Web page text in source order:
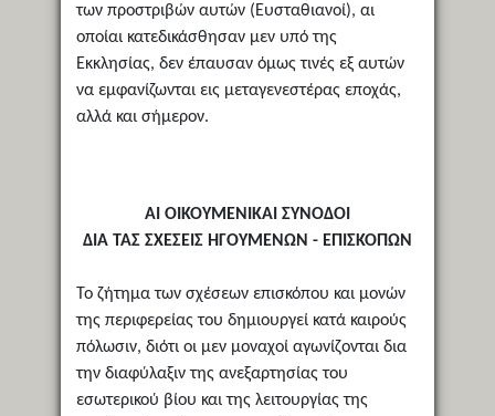
των προστριβών αυτών (Ευσταθιανοί), αι
οποίαι κατεδικάσθησαν μεν υπό της
Εκκλησίας, δεν έπαυσαν όμως τινές εξ αυτών
να εμφανίζωνται εις μεταγενεστέρας εποχάς,
αλλά και σήμερον.
ΑΙ ΟΙΚΟΥΜΕΝΙΚΑΙ ΣΥΝΟΔΟΙ
ΔΙΑ ΤΑΣ ΣΧΕΣΕΙΣ ΗΓΟΥΜΕΝΩΝ - ΕΠΙΣΚΟΠΩΝ
Το ζήτημα των σχέσεων επισκόπου και μονών
της περιφερείας του δημιουργεί κατά καιρούς
πόλωσιν, διότι οι μεν μοναχοί αγωνίζονται δια
την διαφύλαξιν της ανεξαρτησίας του
εσωτερικού βίου και της λειτουργίας της